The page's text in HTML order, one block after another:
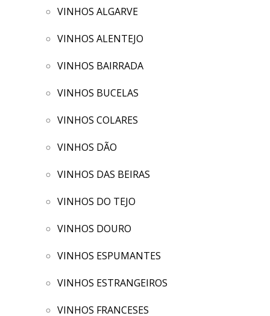
VINHOS ALGARVE
VINHOS ALENTEJO
VINHOS BAIRRADA
VINHOS BUCELAS
VINHOS COLARES
VINHOS DÃO
VINHOS DAS BEIRAS
VINHOS DO TEJO
VINHOS DOURO
VINHOS ESPUMANTES
VINHOS ESTRANGEIROS
VINHOS FRANCESES